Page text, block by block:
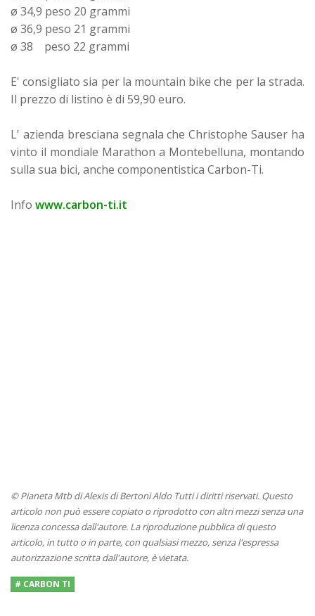
ø 34,9 peso 20 grammi
ø 36,9 peso 21 grammi
ø 38 peso 22 grammi
E' consigliato sia per la mountain bike che per la strada.
Il prezzo di listino è di 59,90 euro.
L' azienda bresciana segnala che Christophe Sauser ha
vinto il mondiale Marathon a Montebelluna, montando
sulla sua bici, anche componentistica Carbon-Ti.
Info www.carbon-ti.it
© Pianeta Mtb di Alexis di Bertoni Aldo Tutti i diritti riservati. Questo
articolo non può essere copiato o riprodotto con altri mezzi senza una
licenza concessa dall'autore. La riproduzione pubblica di questo
articolo, in tutto o in parte, con qualsiasi mezzo, senza l'espressa
autorizzazione scritta dall'autore, è vietata.
# CARBON TI